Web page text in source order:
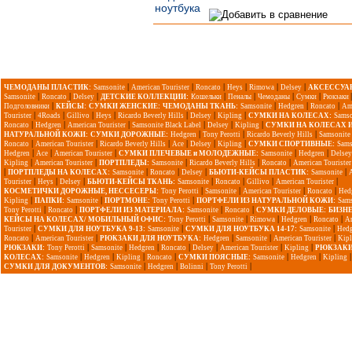
ЧЕМОДАНЫ ПЛАСТИК: Samsonite | American Tourister | Roncato | Heys | Rimowa | Delsey |
Samsonite | Roncato | Delsey | ДЕТСКИЕ КОЛЛЕКЦИИ: Кошельки | Пеналы | Чемоданы | Сумки | Рюкзаки
Подголовники | КЕЙСЫ: СУМКИ ЖЕНСКИЕ: ЧЕМОДАНЫ ТКАНЬ: Samsonite | Hedgren | Roncato |
Tourister | 4Roads | Gillivo | Heys | Ricardo Beverly Hills | Delsey | Kipling | СУМКИ НА КОЛЕСАХ:
Roncato | Hedgren | American Tourister | Samsonite Black Label | Delsey | Kipling | СУМКИ НА КОЛЕСАХ
НАТУРАЛЬНОЙ КОЖИ: СУМКИ ДОРОЖНЫЕ: Hedgren | Tony Perotti | Ricardo Beverly Hills | Samsonite
Roncato | American Tourister | Ricardo Beverly Hills | Ace | Delsey | Kipling | СУМКИ СПОРТИВНЫЕ:
Hedgren | Ace | American Tourister | СУМКИ ПЛЕЧЕВЫЕ и МОЛОДЕЖНЫЕ: Samsonite | Hedgren | Delsey
Kipling | American Tourister | ПОРТПЛЕДЫ: Samsonite | Ricardo Beverly Hills | Roncato | American Tourister
| ПОРТПЛЕДЫ НА КОЛЕСАХ: Samsonite | Roncato | Delsey | БЬЮТИ-КЕЙСЫ ПЛАСТИК: Samsonite |
Tourister | Heys | Delsey | БЬЮТИ-КЕЙСЫ ТКАНЬ: Samsonite | Roncato | Gillivo | American Tourister |
КОСМЕТИЧКИ ДОРОЖНЫЕ, НЕССЕСЕРЫ: Tony Perotti | Samsonite | American Tourister | Roncato |
Kipling | ПАПКИ: Samsonite | ПОРТМОНЕ: Tony Perotti | ПОРТФЕЛИ ИЗ НАТУРАЛЬНОЙ КОЖИ:
Tony Perotti | Roncato | ПОРТФЕЛИ ИЗ МАТЕРИАЛА: Samsonite | Roncato | СУМКИ ДЕЛОВЫЕ:
КЕЙСЫ НА КОЛЕСАХ/ МОБИЛЬНЫЙ ОФИС: Tony Perotti | Samsonite | Rimowa | Hedgren | Roncato |
Tourister | СУМКИ ДЛЯ НОУТБУКА 9-13: Samsonite | СУМКИ ДЛЯ НОУТБУКА 14-17: Samsonite |
Roncato | American Tourister | РЮКЗАКИ ДЛЯ НОУТБУКА: Hedgren | Samsonite | American Tourister |
РЮКЗАКИ: Tony Perotti | Samsonite | Hedgren | Roncato | Delsey | American Tourister | Kipling |
КОЛЕСАХ: Samsonite | Hedgren | Kipling | Roncato | СУМКИ ПОЯСНЫЕ: Samsonite | Hedgren | Kipling |
СУМКИ ДЛЯ ДОКУМЕНТОВ: Samsonite | Hedgren | Bolinni | Tony Perotti |